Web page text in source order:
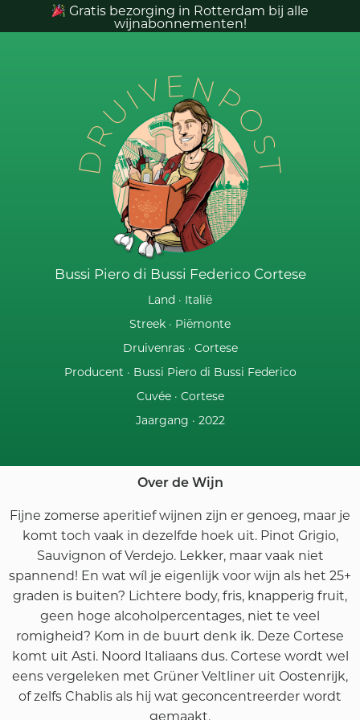
Gratis bezorging in Rotterdam bij alle
wijnabonnementen!
DRUIVENPOST
Bussi Piero di Bussi Federico Cortese
Land · Italië
Streek · Piëmonte
Druivenras · Cortese
Producent · Bussi Piero di Bussi Federico
Cuvée · Cortese
Jaargang · 2022
Over de Wijn
Fijne zomerse aperitief wijnen zijn er genoeg, maar je
komt toch vaak in dezelfde hoek uit. Pinot Grigio,
Sauvignon of Verdejo. Lekker, maar vaak niet
spannend! En wat wíl je eigenlijk voor wijn als het 25+
graden is buiten? Lichtere body, fris, knapperig fruit,
geen hoge alcoholpercentages, niet te veel
romigheid? Kom in de buurt denk ik. Deze Cortese
komt uit Asti. Noord Italiaans dus. Cortese wordt wel
eens vergeleken met Grüner Veltliner uit Oostenrijk,
of zelfs Chablis als hij wat geconcentreerder wordt
gemaakt.